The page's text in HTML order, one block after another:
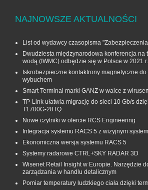
NAJNOWSZE AKTUALNOŚCI
List od wydawcy czasopisma
Dwudziesta międzynarodowa konferencja na
wodą (IWMC) odbędzie się w Polsce w 2021 r.
Iskrobezpieczne kontaktrony magnetyczne
wybuchem
Smart Terminal marki GANZ w walce z
TP-Link ułatwia migrację do sieci 10 Gb/s
T1700G‑28TQ
Nowe czytniki w ofercie RCS Engineering
Integracja systemu RACS 5 z wizyjnym
Ekonomiczna wersja systemu RACS 5
Systemy radarowe CTRL+SKY RADAR 3D
Wisenet Retail Insight w Europie. Narzędzie
zarządzania w handlu detalicznym
Pomiar temperatury ludzkiego ciała dzięki